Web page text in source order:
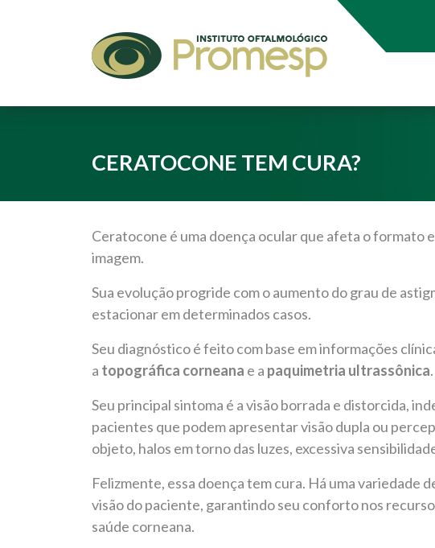
CERATOCONE TEM CURA?
Ceratocone é uma doença ocular que afeta o formato
imagem.
Sua evolução progride com o aumento do grau de
estacionar em determinados casos.
Seu diagnóstico é feito com base em informações
a topográfica corneana e a paquimetria ultrassônica.
Seu principal sintoma é a visão borrada e distorcida,
pacientes que podem apresentar visão dupla ou
objeto, halos em torno das luzes, excessiva
Felizmente, essa doença tem cura. Há uma variedade
visão do paciente, garantindo seu conforto nos
saúde corneana.